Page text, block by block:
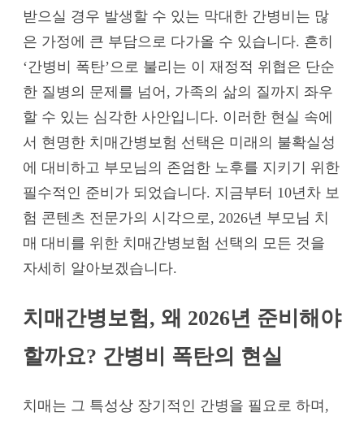
받으실 경우 발생할 수 있는 막대한 간병비는 많
은 가정에 큰 부담으로 다가올 수 있습니다. 흔히
‘간병비 폭탄’으로 불리는 이 재정적 위협은 단순
한 질병의 문제를 넘어, 가족의 삶의 질까지 좌우
할 수 있는 심각한 사안입니다. 이러한 현실 속에
서 현명한 치매간병보험 선택은 미래의 불확실성
에 대비하고 부모님의 존엄한 노후를 지키기 위한
필수적인 준비가 되었습니다. 지금부터 10년차 보
험 콘텐츠 전문가의 시각으로, 2026년 부모님 치
매 대비를 위한 치매간병보험 선택의 모든 것을
자세히 알아보겠습니다.
치매간병보험, 왜 2026년 준비해야
할까요? 간병비 폭탄의 현실
치매는 그 특성상 장기적인 간병을 필요로 하며,